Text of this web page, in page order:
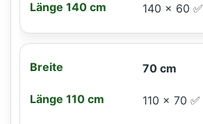
140 × 60 ✅
70 cm
110 × 70 ✅